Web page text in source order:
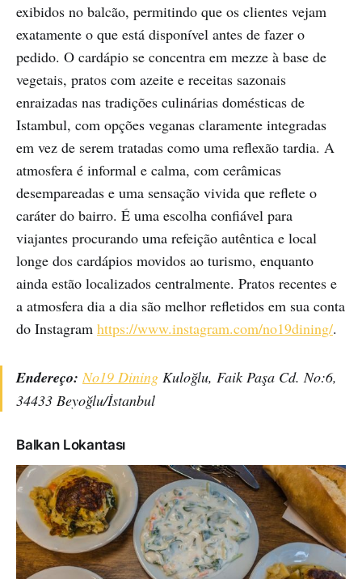
exibidos no balcão, permitindo que os clientes vejam
exatamente o que está disponível antes de fazer o
pedido. O cardápio se concentra em mezze à base de
vegetais, pratos com azeite e receitas sazonais
enraizadas nas tradições culinárias domésticas de
Istambul, com opções veganas claramente integradas
em vez de serem tratadas como uma reflexão tardia. A
atmosfera é informal e calma, com cerâmicas
desempareadas e uma sensação vivida que reflete o
caráter do bairro. É uma escolha confiável para
viajantes procurando uma refeição autêntica e local
longe dos cardápios movidos ao turismo, enquanto
ainda estão localizados centralmente. Pratos recentes e
a atmosfera dia a dia são melhor refletidos em sua conta
do Instagram https://www.instagram.com/no19dining/.
Endereço: No19 Dining Kuloğlu, Faik Paşa Cd. No:6,
34433 Beyoğlu/İstanbul
Balkan Lokantası